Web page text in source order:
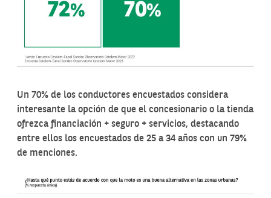
Un 70% de los conductores encuestados considera
interesante la opción de que el concesionario o la tienda
ofrezca financiación + seguro + servicios, destacando
entre ellos los encuestados de 25 a 34 años con un 79%
de menciones.